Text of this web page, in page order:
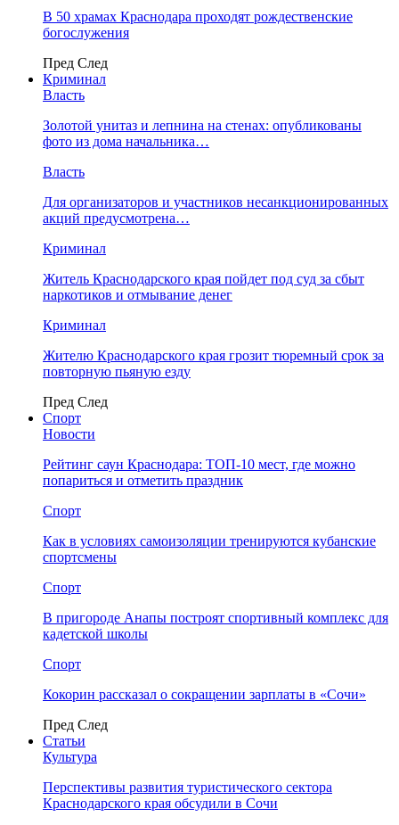
В 50 храмах Краснодара проходят рождественские
богослужения
Пред След
Криминал
Власть
​Золотой унитаз и лепнина на стенах: опубликованы
фото из дома начальника…
Власть
Для организаторов и участников несанкционированных
акций предусмотрена…
Криминал
Житель Краснодарского края пойдет под суд за сбыт
наркотиков и отмывание денег
Криминал
Жителю Краснодарского края грозит тюремный срок за
повторную пьяную езду
Пред След
Спорт
Новости
Рейтинг саун Краснодара: ТОП-10 мест, где можно
попариться и отметить праздник
Спорт
Как в условиях самоизоляции тренируются кубанские
спортсмены
Спорт
В пригороде Анапы построят спортивный комплекс для
кадетской школы
Спорт
Кокорин рассказал о сокращении зарплаты в «Сочи»
Пред След
Статьи
Культура
Перспективы развития туристического сектора
Краснодарского края обсудили в Сочи